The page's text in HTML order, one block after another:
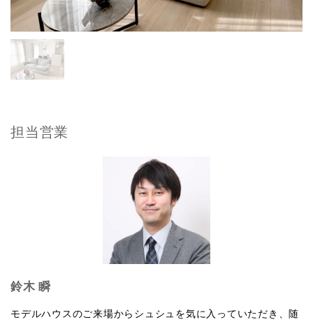
担当営業
鈴木 瞬
モデルハウスのご来場からシュシュを気に入っていただき、随